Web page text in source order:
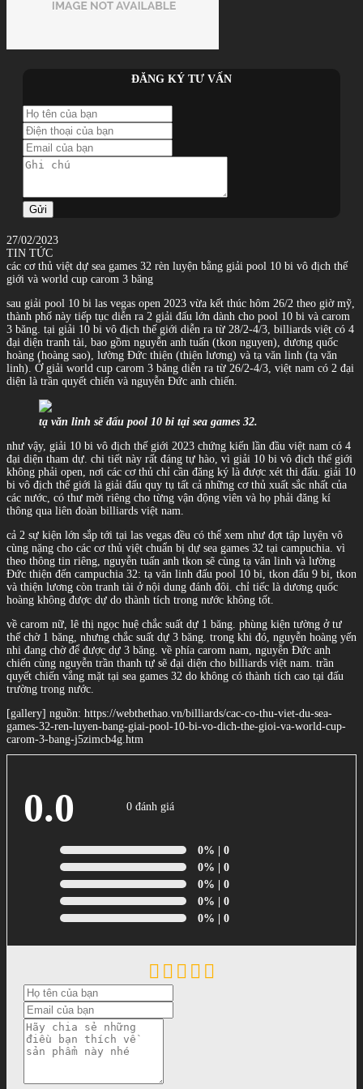
ĐĂNG KÝ TƯ VẤN
Gửi
27/02/2023
TIN TỨC
các cơ thủ việt dự sea games 32 rèn luyện bằng giải pool 10 bi vô địch thế
giới và world cup carom 3 băng
sau giải pool 10 bi las vegas open 2023 vừa kết thúc hôm 26/2 theo giờ mỹ,
thành phố này tiếp tục diễn ra 2 giải đấu lớn dành cho pool 10 bi và carom
3 băng. tại giải 10 bi vô địch thế giới diễn ra từ 28/2-4/3, billiards việt có 4
đại diện tranh tài, bao gồm nguyễn anh tuấn (tkon nguyen), dương quốc
hoàng (hoàng sao), lường Đức thiện (thiện lương) và tạ văn linh (tạ văn
linh). Ở giải world cup carom 3 băng diễn ra từ 26/2-4/3, việt nam có 2 đại
diện là trần quyết chiến và nguyễn Đức anh chiến.
tạ văn linh sẽ đấu pool 10 bi tại sea games 32.
như vậy, giải 10 bi vô địch thế giới 2023 chứng kiến lần đầu việt nam có 4
đại diện tham dự. chi tiết này rất đáng tự hào, vì giải 10 bi vô địch thế giới
không phải open, nơi các cơ thủ chỉ cần đăng ký là được xét thi đấu. giải 10
bi vô địch thế giới là giải đấu quy tụ tất cả những cơ thủ xuất sắc nhất của
các nước, có thư mời riêng cho từng vận động viên và họ phải đăng kí
thông qua liên đoàn billiards việt nam.
cả 2 sự kiện lớn sắp tới tại las vegas đều có thể xem như đợt tập luyện vô
cùng nặng cho các cơ thủ việt chuẩn bị dự sea games 32 tại campuchia. vì
theo thông tin riêng, nguyễn tuấn anh tkon sẽ cùng tạ văn linh và lường
Đức thiện đến campuchia 32: tạ văn linh đấu pool 10 bi, tkon đấu 9 bi, tkon
và thiện lương còn tranh tài ở nội dung đánh đôi. chỉ tiếc là dương quốc
hoàng không được dự do thành tích trong nước không tốt.
về carom nữ, lê thị ngọc huệ chắc suất dự 1 băng. phùng kiện tường ở tư
thế chờ 1 băng, nhưng chắc suất dự 3 băng. trong khi đó, nguyễn hoàng yến
nhi đang chờ để được dự 3 băng. về phía carom nam, nguyễn Đức anh
chiến cùng nguyễn trần thanh tự sẽ đại diện cho billiards việt nam. trần
quyết chiến vắng mặt tại sea games 32 do không có thành tích cao tại đấu
trường trong nước.
[gallery] nguồn: https://webthethao.vn/billiards/cac-co-thu-viet-du-sea-
games-32-ren-luyen-bang-giai-pool-10-bi-vo-dich-the-gioi-va-world-cup-
carom-3-bang-j5zimcb4g.htm
0.0 0 đánh giá
0% | 0
0% | 0
0% | 0
0% | 0
0% | 0